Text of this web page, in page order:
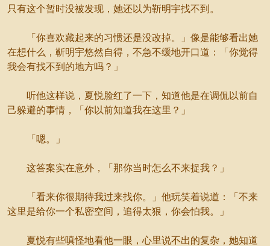
只有这个暂时没被发现，她还以为靳明宇找不到。
「你喜欢藏起来的习惯还是没改掉。」像是能够看出她
在想什么，靳明宇悠然自得，不急不缓地开口道：「你觉得
我会有找不到的地方吗？」
听他这样说，夏悦脸红了一下，知道他是在调侃以前自
己躲避的事情，「你以前知道我在这里？」
「嗯。」
这答案实在意外，「那你当时怎么不来捉我？」
「看来你很期待我过来找你。」他玩笑着说道：「不来
这里是给你一个私密空间，追得太狠，你会怕我。」
夏悦有些嗔怪地看他一眼，心里说不出的复杂，她知道